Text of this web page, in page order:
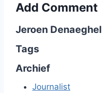
Add Comment
Jeroen Denaeghel
Tags
Archief
Journalist